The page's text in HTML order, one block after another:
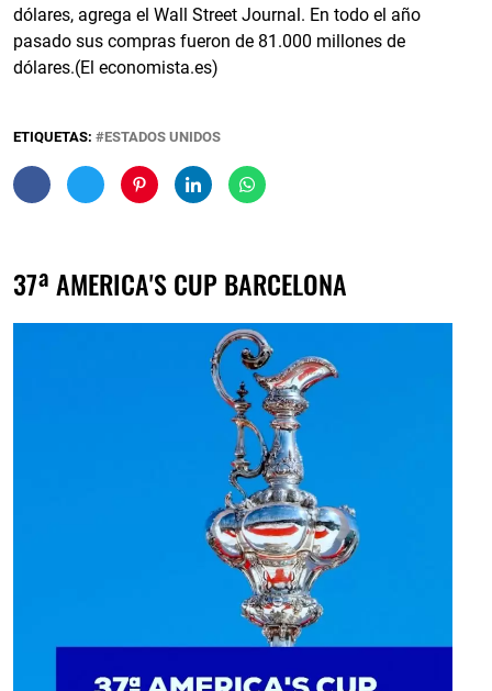
dólares, agrega el Wall Street Journal. En todo el año
pasado sus compras fueron de 81.000 millones de
dólares.(El economista.es)
ETIQUETAS: ESTADOS UNIDOS
37ª AMERICA'S CUP BARCELONA